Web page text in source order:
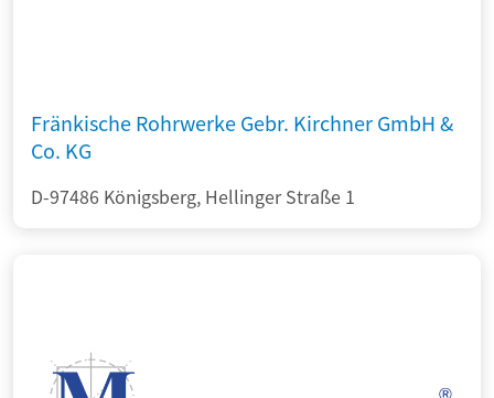
Fränkische Rohrwerke Gebr. Kirchner GmbH &
Co. KG
D-97486 Königsberg, Hellinger Straße 1